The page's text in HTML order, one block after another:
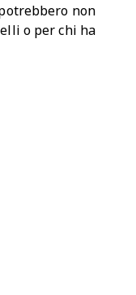
non
o per chi ha